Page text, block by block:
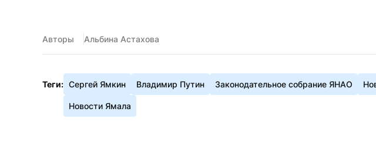
Авторы Альбина Астахова
Теги: Сергей Ямкин Владимир Путин Законодательное собрание ЯНАО
Новости Ямала